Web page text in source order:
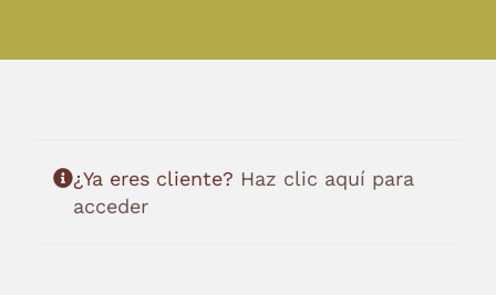
¿Ya eres cliente? Haz clic aquí para
acceder